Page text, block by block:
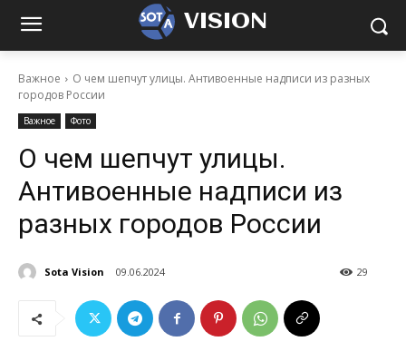
VISION
Важное
О чем шепчут улицы. Антивоенные надписи из разных
городов России
Важное Фото
О чем шепчут улицы.
Антивоенные надписи из
разных городов России
Sota Vision 09.06.2024 29